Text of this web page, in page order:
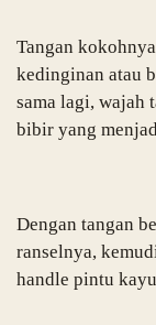
Tangan
kedinginan atau
sama lagi, wajah
bibir yang
Dengan tangan
ranselnya,
handle pintu